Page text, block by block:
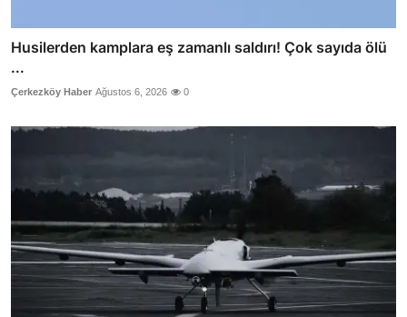
Husilerden kamplara eş zamanlı saldırı! Çok sayıda ölü
...
Çerkezköy Haber Ağustos 6, 2026 0